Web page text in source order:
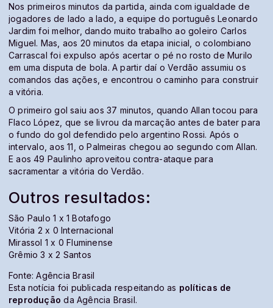
Nos primeiros minutos da partida, ainda com igualdade de
jogadores de lado a lado, a equipe do português Leonardo
Jardim foi melhor, dando muito trabalho ao goleiro Carlos
Miguel. Mas, aos 20 minutos da etapa inicial, o colombiano
Carrascal foi expulso após acertar o pé no rosto de Murilo
em uma disputa de bola. A partir daí o Verdão assumiu os
comandos das ações, e encontrou o caminho para construir
a vitória.
O primeiro gol saiu aos 37 minutos, quando Allan tocou para
Flaco López, que se livrou da marcação antes de bater para
o fundo do gol defendido pelo argentino Rossi. Após o
intervalo, aos 11, o Palmeiras chegou ao segundo com Allan.
E aos 49 Paulinho aproveitou contra-ataque para
sacramentar a vitória do Verdão.
Outros resultados:
São Paulo 1 x 1 Botafogo
Vitória 2 x 0 Internacional
Mirassol 1 x 0 Fluminense
Grêmio 3 x 2 Santos
Fonte: Agência Brasil
Esta notícia foi publicada respeitando as políticas de
reprodução da Agência Brasil.